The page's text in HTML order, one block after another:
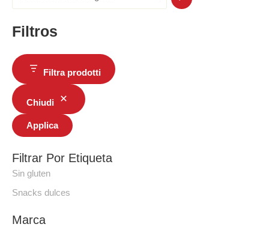
Filtros
Filtra prodotti
Chiudi
Applica
Filtrar Por Etiqueta
Sin gluten
Snacks dulces
Marca